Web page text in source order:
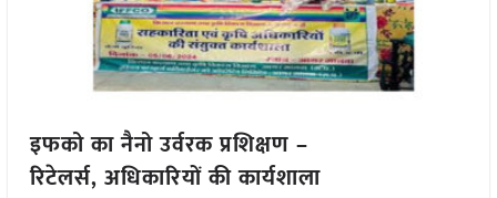
इफको का नैनो उर्वरक प्रशिक्षण –
रिटेलर्स, अधिकारियों की कार्यशाला